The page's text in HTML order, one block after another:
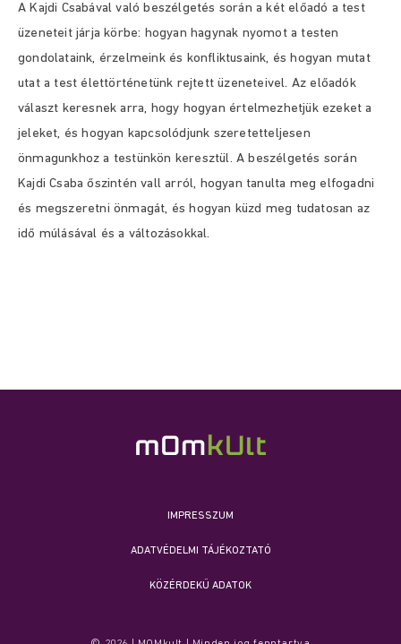
A Kajdi Csabával való beszélgetés során a két előadó a test
üzeneteit járja körbe: hogyan hagynak nyomot a testen
gondolataink, érzelmeink és konfliktusaink, és hogyan mutat
utat a test élettörténetünk rejtett üzeneteivel. Az előadók
választ keresnek arra, hogy hogyan értelmezhetjük ezeket a
jeleket, és hogyan kapcsolódjunk szeretetteljesen
önmagunkhoz a testünkön keresztül. A beszélgetés során
Kajdi Csaba őszintén vall arról, hogyan tanulta meg elfogadni
és megszeretni önmagát, és hogyan küzd meg tudatosan az
idő múlásával és a változásokkal.
IMPRESSZUM
ADATVÉDELMI TÁJÉKOZTATÓ
KÖZÉRDEKŰ ADATOK